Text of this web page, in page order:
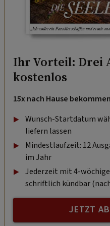
Ihr Vorteil: Drei
kostenlos
15x nach Hause
Wunsch-Startdatum
liefern lassen
Mindestlaufzeit: 12
im Jahr
Jederzeit mit 4-
schriftlich kündbar
JETZT